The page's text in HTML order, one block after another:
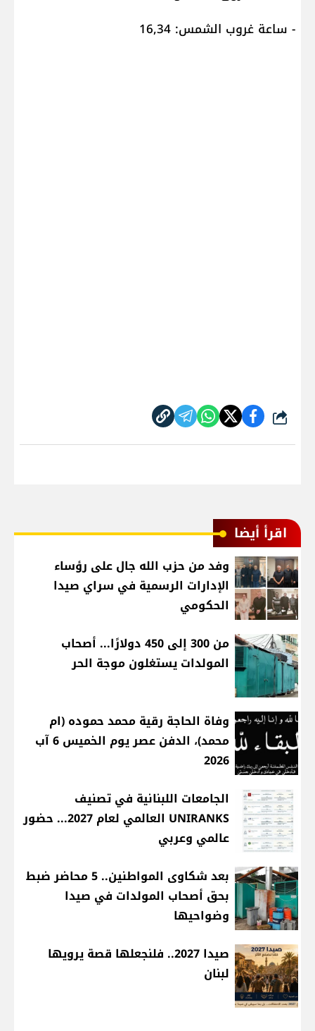
- ساعة غروب الشمس: 16,34
شارك
اقرأ أيضا
وفد من حزب الله جال على رؤساء
الإدارات الرسمية في سراي صيدا
الحكومي
من 300 إلى 450 دولارًا... أصحاب
المولدات يستغلون موجة الحر
وفاة الحاجة رقية محمد حموده (ام
محمد)، الدفن عصر يوم الخميس 6 آب
2026
الجامعات اللبنانية في تصنيف
UNIRANKS العالمي لعام 2027... حضور
عالمي وعربي
بعد شكاوى المواطنين.. 5 محاضر ضبط
بحق أصحاب المولدات في صيدا
وضواحيها
صيدا 2027.. فلنجعلها قصة يرويها
لبنان